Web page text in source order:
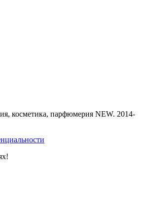
косметика, парфюмерия NEW. 2014-